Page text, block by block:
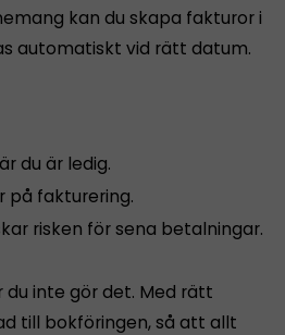
kan du skapa fakturor i
automatiskt vid rätt datum.
du är ledig.
på fakturering.
risken för sena betalningar.
inte gör det. Med rätt
till bokföringen, så att allt